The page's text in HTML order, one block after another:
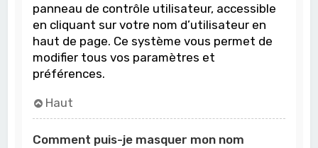
panneau de contrôle utilisateur, accessible
en cliquant sur votre nom d’utilisateur en
haut de page. Ce système vous permet de
modifier tous vos paramètres et
préférences.
Haut
Comment puis-je masquer mon nom